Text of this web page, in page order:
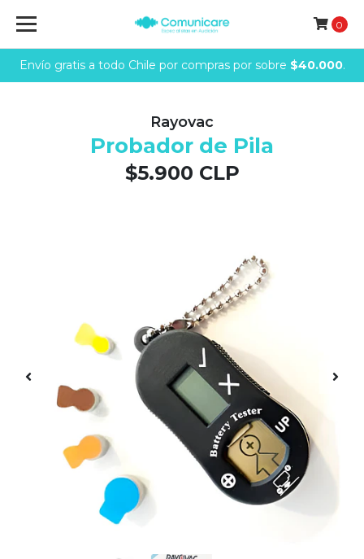
Envío gratis a todo Chile por compras por sobre $40.000.
0
Rayovac
Probador de Pila
$5.900 CLP